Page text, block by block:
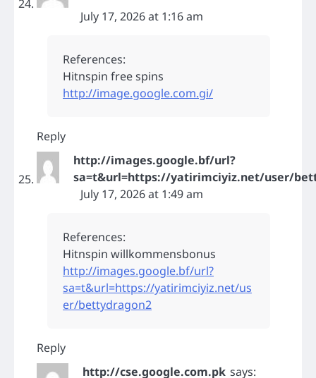
July 17, 2026 at 1:16 am
References:
Hitnspin free spins
http://image.google.com.gi/
Reply
http://images.google.bf/url?
sa=t&url=https://yatirimciyiz.net/user/
July 17, 2026 at 1:49 am
References:
Hitnspin willkommensbonus
http://images.google.bf/url?
sa=t&url=https://yatirimciyiz.net/us
er/bettydragon2
Reply
http://cse.google.com.pk says: